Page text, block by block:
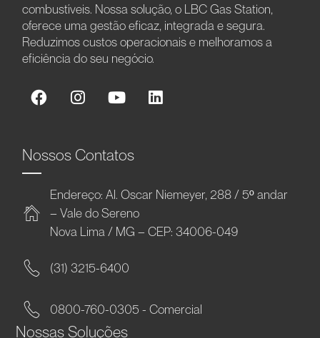
combustíveis. Nossa solução, o LBC Gas Station,
oferece uma gestão eficaz, integrada e segura.
Reduzimos custos operacionais e melhoramos a
eficiência do seu negócio.
Nossos Contatos
Endereço: Al. Oscar Niemeyer, 288 / 5º andar
– Vale do Sereno
Nova Lima / MG – CEP: 34006-049
(31) 3215-6400
0800-760-0305 - Comercial
Nossas Soluções